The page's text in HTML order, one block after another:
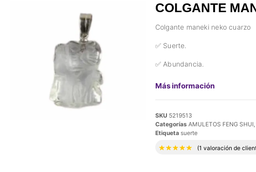
COLGANTE
Colgante maneki neko cuarzo
✅ Suerte.
✅ Abundancia.
Más información
SKU 5219513
Categorías AMULETOS FENG SHUI,
Etiqueta suerte
Valorado con
(1 valoración de